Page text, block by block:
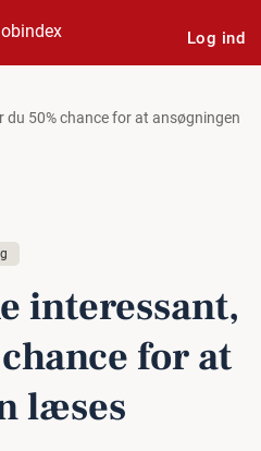
Log ind
du 50% chance for at ansøgningen
in­ter­es­sant,
for at
læses